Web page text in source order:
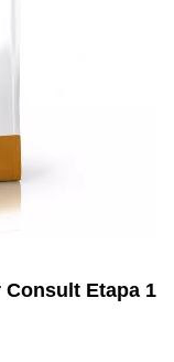
Consult Etapa 1